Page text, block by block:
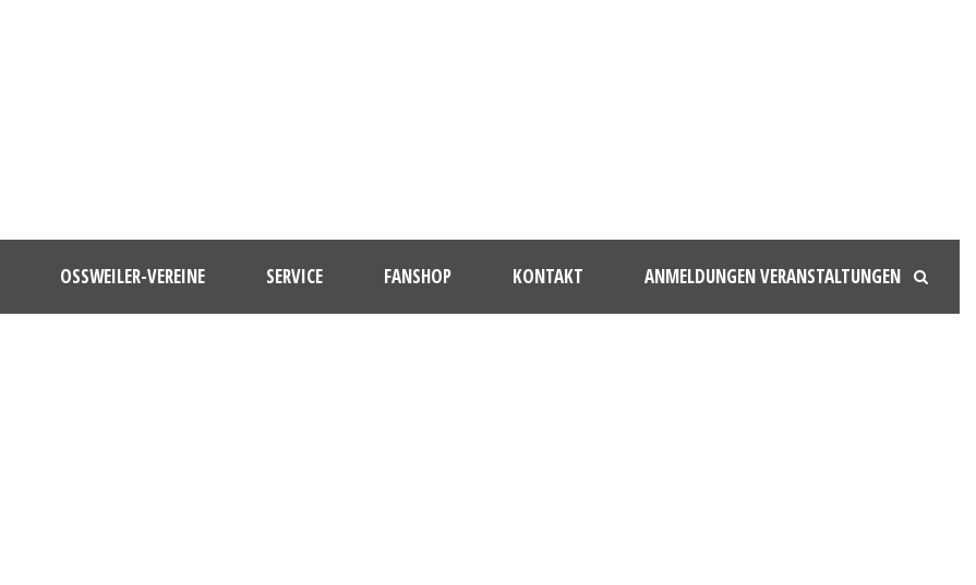
OSSWEILER-VEREINE SERVICE FANSHOP KONTAKT ANMELDUNGEN VERANSTALTUNGEN